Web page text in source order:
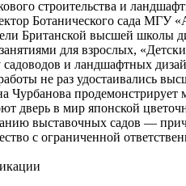
строительства и
Ботанического сада МГУ
Британской высшей школы
для взрослых,
и ландшафтных
не раз удостаивались
Чурбанова
дверь в мир японской
выставочных садов —
с ограниченной